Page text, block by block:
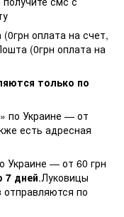
оплата на счет,
(0грн оплата на
только по
по Украине — от
есть адресная
Украине — от 60 грн
7 дней.Луковицы
по